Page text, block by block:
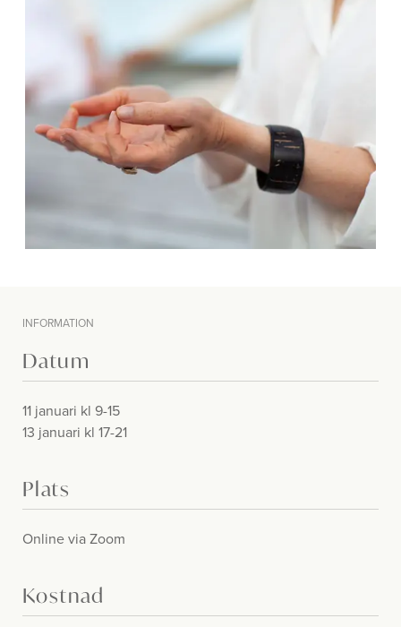
INFORMATION
Datum
11 januari kl 9-15
13 januari kl 17-21
Plats
Online via Zoom
Kostnad